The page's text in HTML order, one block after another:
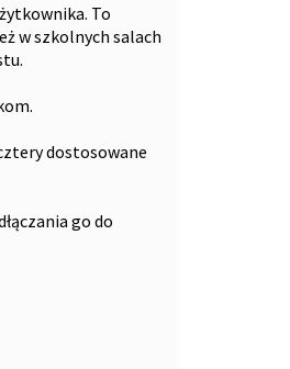
To
w szkolnych salach
dostosowane
go do